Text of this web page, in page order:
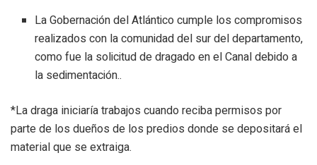
La Gobernación del Atlántico cumple los compromisos
realizados con la comunidad del sur del departamento,
como fue la solicitud de dragado en el Canal debido a
la sedimentación..
*La draga iniciaría trabajos cuando reciba permisos por
parte de los dueños de los predios donde se depositará el
material que se extraiga.